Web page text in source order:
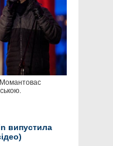
випустила